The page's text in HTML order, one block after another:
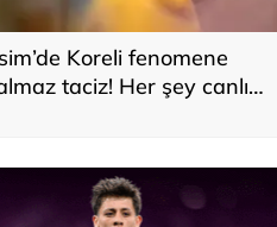
Koreli fenomene
taciz! Her şey canlı